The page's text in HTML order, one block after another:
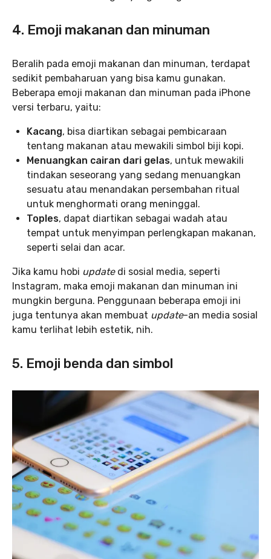
4. Emoji makanan dan minuman
Beralih pada emoji makanan dan minuman, terdapat
sedikit pembaharuan yang bisa kamu gunakan.
Beberapa emoji makanan dan minuman pada iPhone
versi terbaru, yaitu:
Kacang, bisa diartikan sebagai pembicaraan
tentang makanan atau mewakili simbol biji kopi.
Menuangkan cairan dari gelas, untuk mewakili
tindakan seseorang yang sedang menuangkan
sesuatu atau menandakan persembahan ritual
untuk menghormati orang meninggal.
Toples, dapat diartikan sebagai wadah atau
tempat untuk menyimpan perlengkapan makanan,
seperti selai dan acar.
Jika kamu hobi update di sosial media, seperti
Instagram, maka emoji makanan dan minuman ini
mungkin berguna. Penggunaan beberapa emoji ini
juga tentunya akan membuat update-an media sosial
kamu terlihat lebih estetik, nih.
5. Emoji benda dan simbol